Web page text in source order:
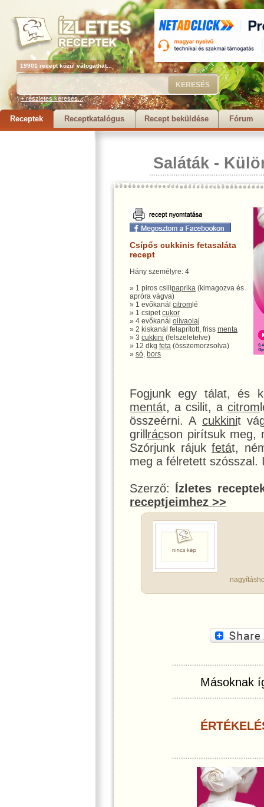
19901 recept közül válogathat...
+ részletes keresés...
Receptek Receptkatalógus Recept beküldése Fórum
Saláták -
Csípős cukkinis fetasaláta
recept
Hány személyre: 4
» 1 piros csilipaprika (kimagozva és
apróra vágva)
» 1 evőkanál citrom lé
» 1 csipetcukor
» 4 evőkanál olívaolaj
» 2 kiskanál felaprított, friss menta
» 3 cukkini (felszeletelve)
» 12 dkg feta (összemorzsolva)
» só, bors
Fogjunk egy tálat, és
mentát, a csilit, a citrom
összeérni. A cukkinit
grill rácson pirítsuk meg,
Szórjunk rájukfetát,
meg a félretett szósszal.
Szerző: Ízletes
receptjeimhez >>
Másoknak